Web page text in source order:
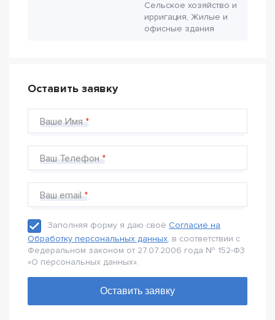
Сельское хозяйство и
ирригация, Жилые и
офисные здания
Оставить заявку
Ваше Имя
Ваш Телефон
Ваш email
Заполняя форму я даю своё Согласие на
Обработку персональных данных, в соответствии с
Федеральном законом от 27.07.2006 года № 152-Ф3
«О персональных данных».